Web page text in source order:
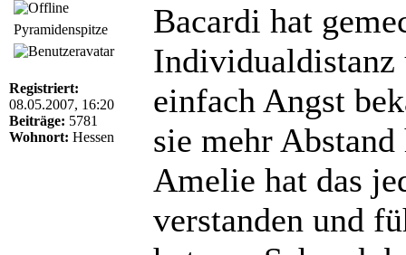
Pyramidenspitze
Registriert:
08.05.2007, 16:20
Beiträge: 5781
Wohnort: Hessen
Bacardi hat
Individualdistanz
einfach Angst
sie mehr
Amelie hat das
verstanden und